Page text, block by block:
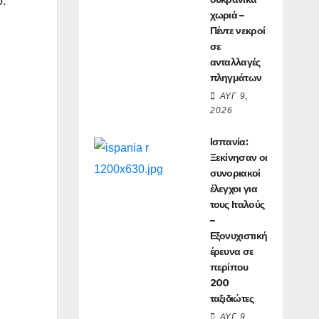
χωριά –
Πέντε νεκροί
σε
ανταλλαγές
πληγμάτων
ΑΥΓ 9,
2026
Ισπανία:
Ξεκίνησαν οι
συνοριακοί
έλεγχοι για
τους Ιταλούς
–
Εξονυχιστική
έρευνα σε
περίπου
200
ταξιδιώτες
ΑΥΓ 9,